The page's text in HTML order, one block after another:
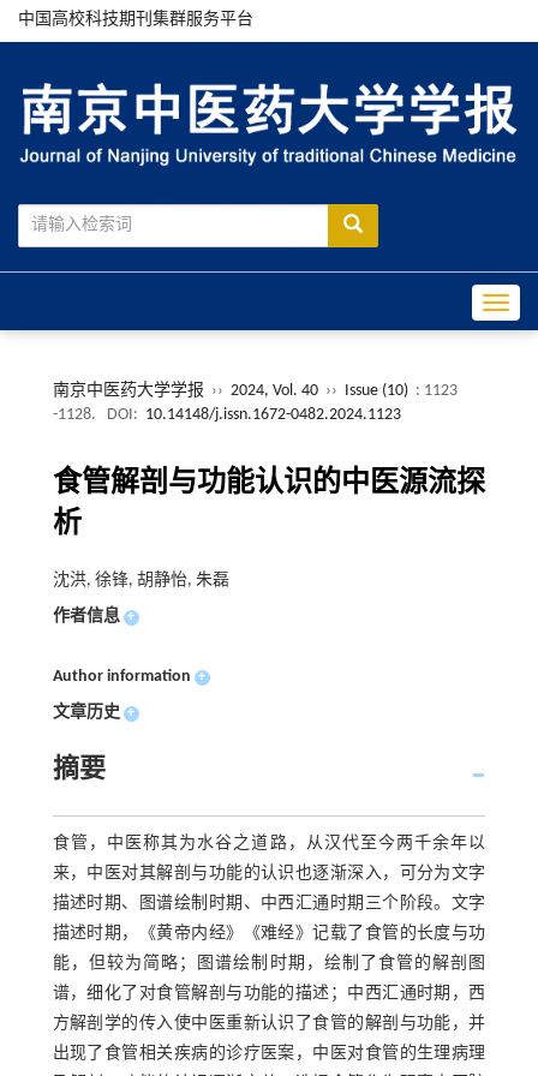
中国高校科技期刊集群服务平台
南京中医药大学学报 ›› 2024, Vol. 40 ›› Issue (10) : 1123
-1128.
DOI: 10.14148/j.issn.1672-0482.2024.1123
食管解剖与功能认识的中医源流探
析
沈洪, 徐锋, 胡静怡, 朱磊
作者信息 +
Author information +
文章历史 +
摘要
食管，中医称其为水谷之道路，从汉代至今两千余年以
来，中医对其解剖与功能的认识也逐渐深入，可分为文字
描述时期、图谱绘制时期、中西汇通时期三个阶段。文字
描述时期，《黄帝内经》《难经》记载了食管的长度与功
能，但较为简略；图谱绘制时期，绘制了食管的解剖图
谱，细化了对食管解剖与功能的描述；中西汇通时期，西
方解剖学的传入使中医重新认识了食管的解剖与功能，并
出现了食管相关疾病的诊疗医案，中医对食管的生理病理